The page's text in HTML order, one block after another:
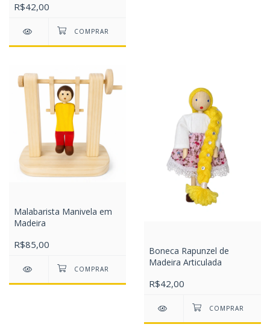
R$42,00
Malabarista Manivela em
Madeira
R$85,00
Boneca Rapunzel de
Madeira Articulada
R$42,00